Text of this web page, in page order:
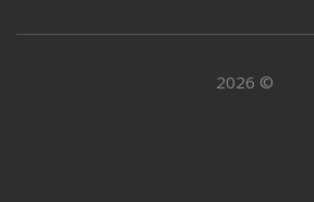
2026 ©